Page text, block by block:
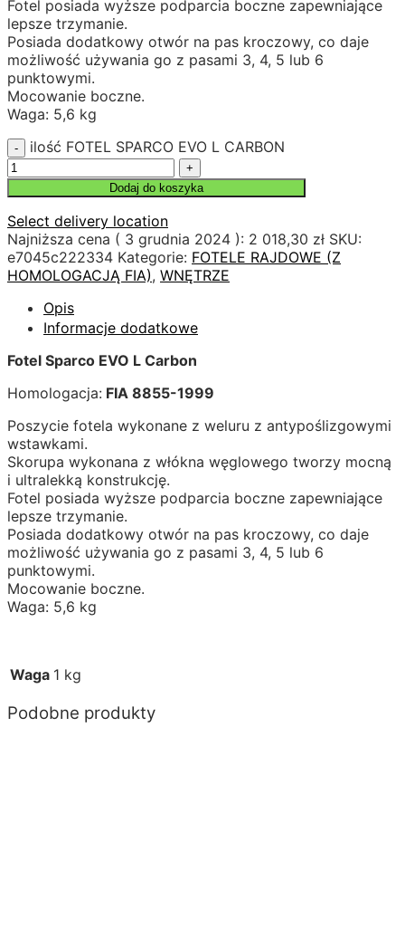
Fotel posiada wyższe podparcia boczne zapewniające
lepsze trzymanie.
Posiada dodatkowy otwór na pas kroczowy, co daje
możliwość używania go z pasami 3, 4, 5 lub 6
punktowymi.
Mocowanie boczne.
Waga: 5,6 kg
ilość FOTEL SPARCO EVO L CARBON
Dodaj do koszyka
Select delivery location
Najniższa cena ( 3 grudnia 2024 ): 2 018,30 zł SKU:
e7045c222334 Kategorie: FOTELE RAJDOWE (Z
HOMOLOGACJĄ FIA), WNĘTRZE
Opis
Informacje dodatkowe
Fotel Sparco EVO L Carbon
Homologacja: FIA 8855-1999
Poszycie fotela wykonane z weluru z antypoślizgowymi
wstawkami.
Skorupa wykonana z włókna węglowego tworzy mocną
i ultralekką konstrukcję.
Fotel posiada wyższe podparcia boczne zapewniające
lepsze trzymanie.
Posiada dodatkowy otwór na pas kroczowy, co daje
możliwość używania go z pasami 3, 4, 5 lub 6
punktowymi.
Mocowanie boczne.
Waga: 5,6 kg
Waga 1 kg
Podobne produkty